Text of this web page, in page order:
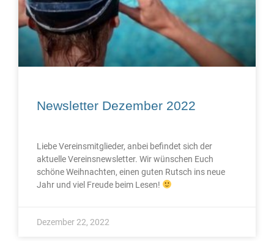
Newsletter Dezember 2022
Liebe Vereinsmitglieder, anbei befindet sich der
aktuelle Vereinsnewsletter. Wir wünschen Euch
schöne Weihnachten, einen guten Rutsch ins neue
Jahr und viel Freude beim Lesen!
Dezember 22, 2022